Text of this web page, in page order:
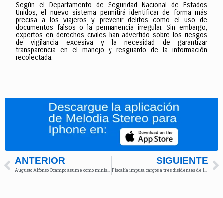
Según el Departamento de Seguridad Nacional de Estados
Unidos, el nuevo sistema permitirá identificar de forma más
precisa a los viajeros y prevenir delitos como el uso de
documentos falsos o la permanencia irregular. Sin embargo,
expertos en derechos civiles han advertido sobre los riesgos
de vigilancia excesiva y la necesidad de garantizar
transparencia en el manejo y resguardo de la información
recolectada.
ANTERIOR SIGUIENTE